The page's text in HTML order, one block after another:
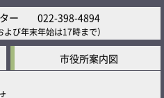
ー 022-398-4894
よび年末年始は17時まで）
市役所案内図